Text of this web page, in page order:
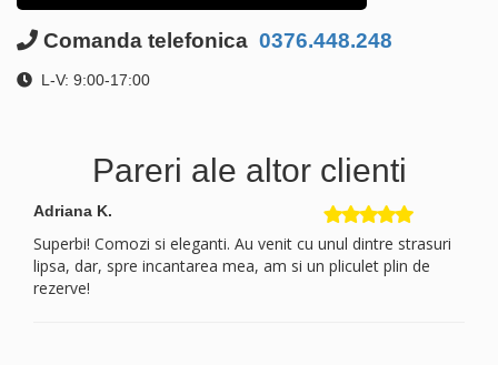
Comanda telefonica 0376.448.248
L-V: 9:00-17:00
Pareri ale altor clienti
Adriana K.
Superbi! Comozi si eleganti. Au venit cu unul dintre strasuri
lipsa, dar, spre incantarea mea, am si un pliculet plin de
rezerve!